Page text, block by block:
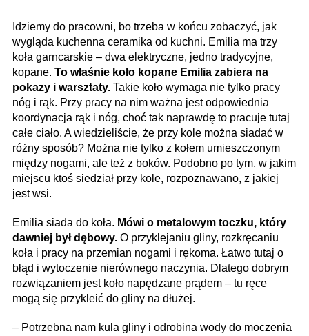
Idziemy do pracowni, bo trzeba w końcu zobaczyć, jak
wygląda kuchenna ceramika od kuchni. Emilia ma trzy
koła garncarskie – dwa elektryczne, jedno tradycyjne,
kopane. To właśnie koło kopane Emilia zabiera na
pokazy i warsztaty. Takie koło wymaga nie tylko pracy
nóg i rąk. Przy pracy na nim ważna jest odpowiednia
koordynacja rąk i nóg, choć tak naprawdę to pracuje tutaj
całe ciało. A wiedzieliście, że przy kole można siadać w
różny sposób? Można nie tylko z kołem umieszczonym
między nogami, ale też z boków. Podobno po tym, w jakim
miejscu ktoś siedział przy kole, rozpoznawano, z jakiej
jest wsi.
Emilia siada do koła. Mówi o metalowym toczku, który
dawniej był dębowy. O przyklejaniu gliny, rozkręcaniu
koła i pracy na przemian nogami i rękoma. Łatwo tutaj o
błąd i wytoczenie nierównego naczynia. Dlatego dobrym
rozwiązaniem jest koło napędzane prądem – tu ręce
mogą się przykleić do gliny na dłużej.
– Potrzebna nam kula gliny i odrobina wody do moczenia